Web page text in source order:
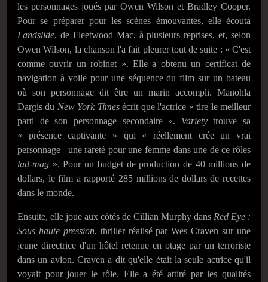
les personnages joués par Owen Wilson et Bradley Cooper.
Pour se préparer pour les scènes émouvantes, elle écouta
Landslide, de Fleetwood Mac, à plusieurs reprises, et, selon
Owen Wilson, la chanson l'a fait pleurer tout de suite : « C'est
comme ouvrir un robinet ». Elle a obtenu un certificat de
navigation à voile pour une séquence du film sur un bateau
où son personnage dit être un marin accompli. Manohla
Dargis du New York Timesécrit que l'actrice « tire le meilleur
parti de son personnage secondaire ». Varietytrouve sa
« présence captivante » qui « réellement crée un vrai
personnage– une rareté pour une femme dans une de ce rôles
lad-mag ». Pour un budget de production de 40 millions de
dollars, le film a rapporté 285 millions de dollars de recettes
dans le monde.
Ensuite, elle joue aux côtés de Cillian Murphy dans Red Eye :
Sous haute pression, thriller réalisé par Wes Craven sur une
jeune directrice d'un hôtel retenue en otage par un terroriste
dans un avion. Craven a dit qu'elle était la seule actrice qu'il
voyait pour jouer le rôle. Elle a été attiré par les qualités